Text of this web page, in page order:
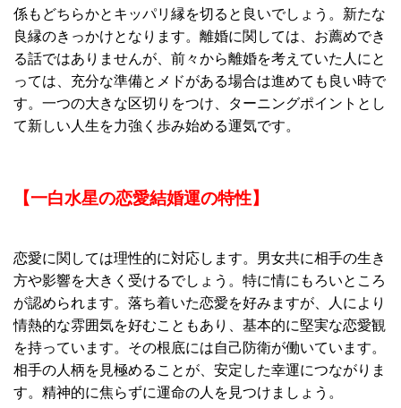
係もどちらかとキッパリ縁を切ると良いでしょう。新たな
良縁のきっかけとなります。離婚に関しては、お薦めでき
る話ではありませんが、前々から離婚を考えていた人にと
っては、充分な準備とメドがある場合は進めても良い時で
す。一つの大きな区切りをつけ、ターニングポイントとし
て新しい人生を力強く歩み始める運気です。
【一白水星の恋愛結婚運の特性】
恋愛に関しては理性的に対応します。男女共に相手の生き
方や影響を大きく受けるでしょう。特に情にもろいところ
が認められます。落ち着いた恋愛を好みますが、人により
情熱的な雰囲気を好むこともあり、基本的に堅実な恋愛観
を持っています。その根底には自己防衛が働いています。
相手の人柄を見極めることが、安定した幸運につながりま
す。精神的に焦らずに運命の人を見つけましょう。